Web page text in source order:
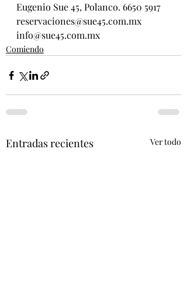
Eugenio Sue 45, Polanco. 6650 5917
reservaciones@sue45.com.mx
info@sue45.com.mx
Comiendo
Entradas recientes Ver todo